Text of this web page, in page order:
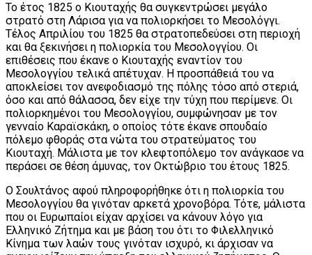
Το έτος 1825 ο Κιουταχής θα συγκεντρώσει μεγάλο
στρατό στη Λάρισα για να πολιορκήσει το Μεσολόγγι.
Τέλος Απριλίου του 1825 θα στρατοπεδεύσει στη περιοχή
και θα ξεκινήσει η πολιορκία του Μεσολογγίου. Οι
επιθέσεις που έκανε ο Κιουταχής εναντίον του
Μεσολογγίου τελικά απέτυχαν. Η προσπάθειά του να
αποκλείσει τον ανεφοδιασμό της πόλης τόσο από στεριά,
όσο και από θάλασσα, δεν είχε την τύχη που περίμενε. Οι
πολιορκημένοι του Μεσολογγίου, συμφώνησαν με τον
γενναίο Καραϊσκάκη, ο οποίος τότε έκανε σπουδαίο
πόλεμο φθοράς στα νώτα του στρατεύματος του
Κιουταχή. Μάλιστα με τον κλεφτοπόλεμο τον ανάγκασε να
περάσει σε θέση άμυνας, τον Οκτώβριο του έτους 1825.
Ο Σουλτάνος αφού πληροφορήθηκε ότι η πολιορκία του
Μεσολογγίου θα γινόταν αρκετά χρονοβόρα. Τότε, μάλιστα
που οι Ευρωπαίοι είχαν αρχίσει να κάνουν λόγο για
Ελληνικό Ζήτημα και με βάση του ότι το Φιλελληνικό
Κίνημα των λαών τους γινόταν ισχυρό, κι άρχισαν να